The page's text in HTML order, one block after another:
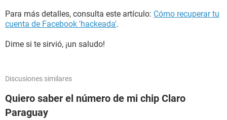
Para más detalles, consulta este artículo: Cómo recuperar tu
cuenta de Facebook 'hackeada'.
Dime si te sirvió, ¡un saludo!
Discusiones similares
Quiero saber el número de mi chip Claro
Paraguay